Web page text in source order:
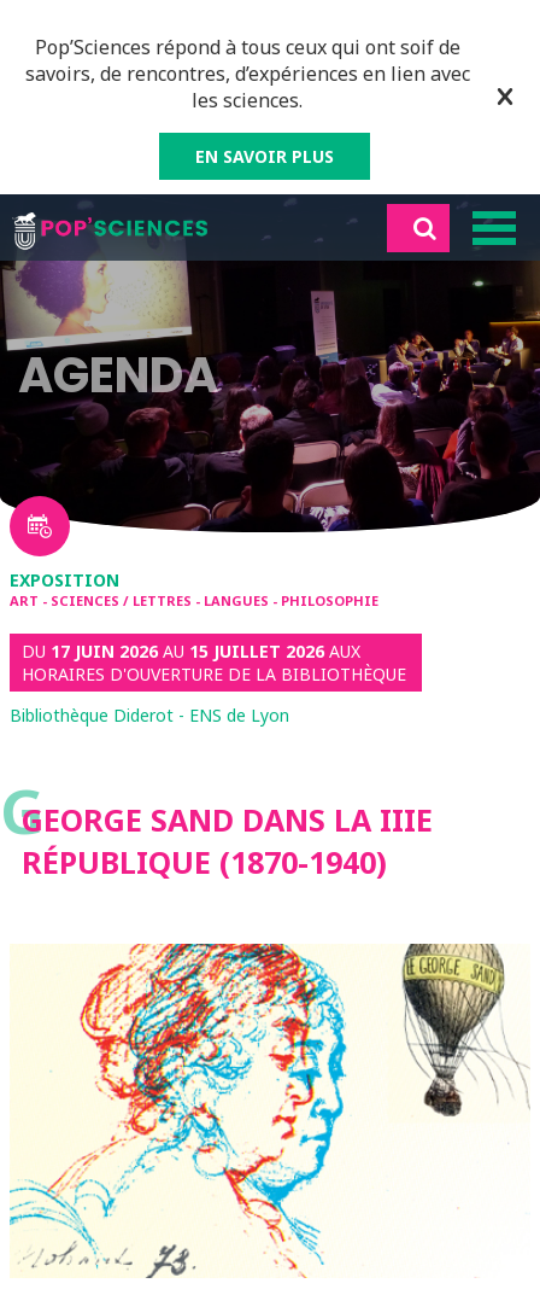
Pop’Sciences répond à tous ceux qui ont soif de
savoirs, de rencontres, d’expériences en lien avec
les sciences.
EN SAVOIR PLUS
AGENDA
EXPOSITION
ART - SCIENCES / LETTRES - LANGUES - PHILOSOPHIE
DU 17 JUIN 2026AU 15 JUILLET 2026AUX
HORAIRES D'OUVERTURE DE LA BIBLIOTHÈQUE
Bibliothèque Diderot - ENS de Lyon
GGEORGE SAND DANS LA IIIE
RÉPUBLIQUE (1870-1940)